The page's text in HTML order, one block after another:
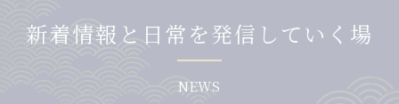
新着情報と日常を発信していく場
NEWS